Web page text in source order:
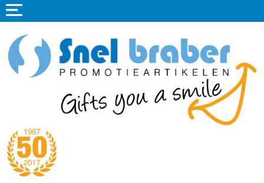
Home
Promotieartikelen
Tassen
Thema's